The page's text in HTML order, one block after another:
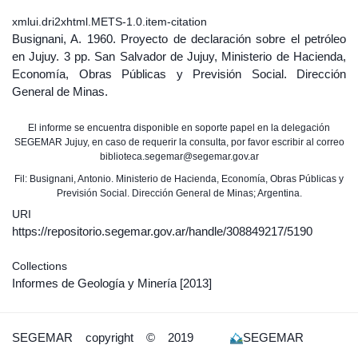
xmlui.dri2xhtml.METS-1.0.item-citation
Busignani, A. 1960. Proyecto de declaración sobre el petróleo
en Jujuy. 3 pp. San Salvador de Jujuy, Ministerio de Hacienda,
Economía, Obras Públicas y Previsión Social. Dirección
General de Minas.
El informe se encuentra disponible en soporte papel en la delegación
SEGEMAR Jujuy, en caso de requerir la consulta, por favor escribir al correo
biblioteca.segemar@segemar.gov.ar
Fil: Busignani, Antonio. Ministerio de Hacienda, Economía, Obras Públicas y
Previsión Social. Dirección General de Minas; Argentina.
URI
https://repositorio.segemar.gov.ar/handle/308849217/5190
Collections
Informes de Geología y Minería [2013]
SEGEMAR copyright © 2019 SEGEMAR